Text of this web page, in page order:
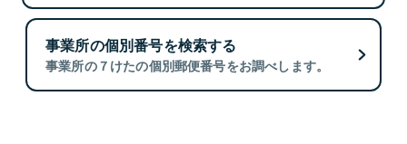
事業所の個別番号を検索する
事業所の７けたの個別郵便番号をお調べします。